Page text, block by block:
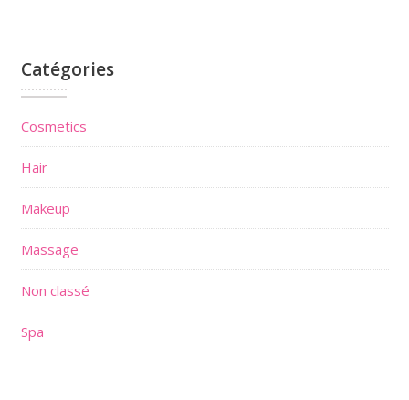
Catégories
Cosmetics
Hair
Makeup
Massage
Non classé
Spa